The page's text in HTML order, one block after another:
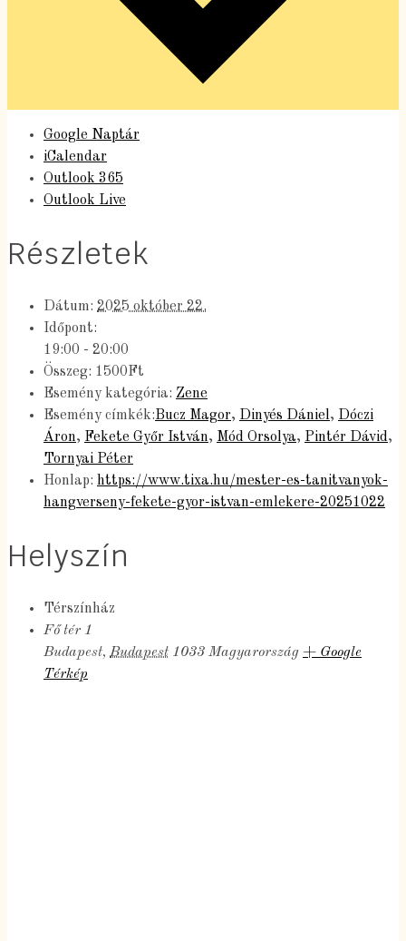
Google Naptár
iCalendar
Outlook 365
Outlook Live
Részletek
Dátum: 2025 október 22.
Időpont:
19:00 - 20:00
Összeg: 1500Ft
Esemény kategória: Zene
Esemény címkék:Bucz Magor, Dinyés Dániel, Dóczi
Áron, Fekete Győr István, Mód Orsolya, Pintér Dávid,
Tornyai Péter
Honlap: https://www.tixa.hu/mester-es-tanitvanyok-
hangverseny-fekete-gyor-istvan-emlekere-20251022
Helyszín
Térszínház
Fő tér 1
Budapest, Budapest 1033 Magyarország + Google
Térkép